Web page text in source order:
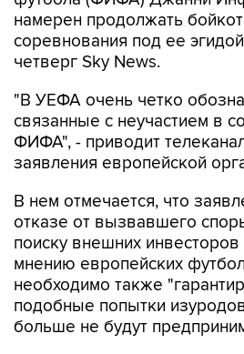
намерен продолжать
соревнования под ее
четверг Sky News.
"В УЕФА очень четко
связанные с неучастием в
ФИФА", - приводит
заявления европейской
В нем отмечается, что
отказе от вызвавшего
поиску внешних
мнению европейских
необходимо также
подобные попытки
больше не будут